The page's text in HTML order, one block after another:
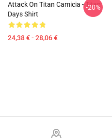
Attack On Titan Camicia - Titan
Days Shirt
24,38 € - 28,06 €
-20%